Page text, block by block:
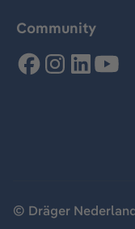
Community
© Dräger